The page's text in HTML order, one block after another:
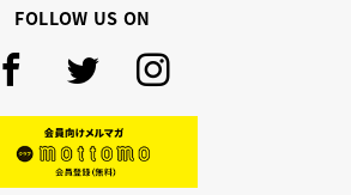
FOLLOW US ON
Facebook
TwitterInstagram